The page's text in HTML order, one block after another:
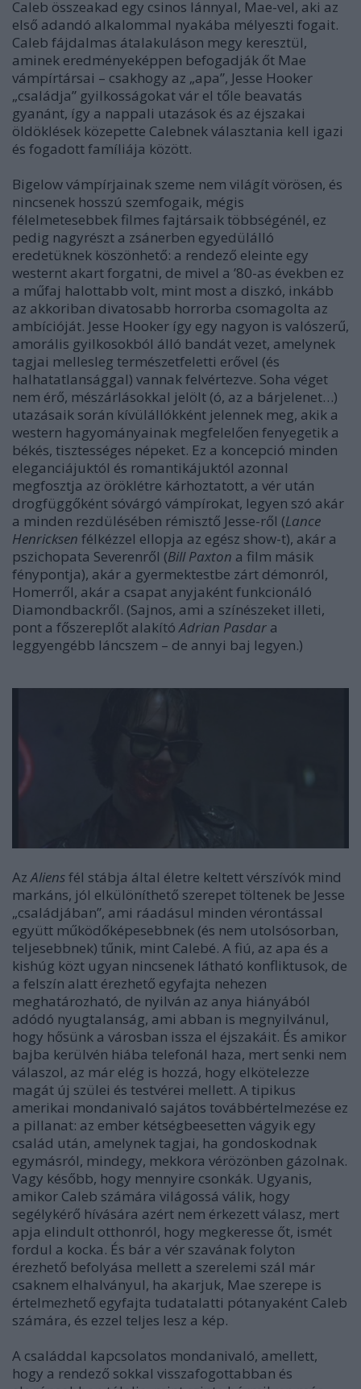
Caleb összeakad egy csinos lánnyal, Mae-vel, aki az
első adandó alkalommal nyakába mélyeszti fogait.
Caleb fájdalmas átalakuláson megy keresztül,
aminek eredményeképpen befogadják őt Mae
vámpírtársai – csakhogy az „apa”, Jesse Hooker
„családja” gyilkosságokat vár el tőle beavatás
gyanánt, így a nappali utazások és az éjszakai
öldöklések közepette Calebnek választania kell igazi
és fogadott famíliája között.
Bigelow vámpírjainak szeme nem világít vörösen, és
nincsenek hosszú szemfogaik, mégis
félelmetesebbek filmes fajtársaik többségénél, ez
pedig nagyrészt a zsánerben egyedülálló
eredetüknek köszönhető: a rendező eleinte egy
westernt akart forgatni, de mivel a ’80-as években ez
a műfaj halottabb volt, mint most a diszkó, inkább
az akkoriban divatosabb horrorba csomagolta az
ambícióját. Jesse Hooker így egy nagyon is valószerű,
amorális gyilkosokból álló bandát vezet, amelynek
tagjai mellesleg természetfeletti erővel (és
halhatatlansággal) vannak felvértezve. Soha véget
nem érő, mészárlásokkal jelölt (ó, az a bárjelenet…)
utazásaik során kívülállókként jelennek meg, akik a
western hagyományainak megfelelően fenyegetik a
békés, tisztességes népeket. Ez a koncepció minden
eleganciájuktól és romantikájuktól azonnal
megfosztja az öröklétre kárhoztatott, a vér után
drogfüggőként sóvárgó vámpírokat, legyen szó akár
a minden rezdülésében rémisztő Jesse-ről (Lance
Henricksen félkézzel ellopja az egész show-t), akár a
pszichopata Severenről (Bill Paxton a film másik
fénypontja), akár a gyermektestbe zárt démonról,
Homerről, akár a csapat anyjaként funkcionáló
Diamondbackről. (Sajnos, ami a színészeket illeti,
pont a főszereplőt alakítóAdrian Pasdar a
leggyengébb láncszem – de annyi baj legyen.)
AzAliensfél stábja által életre keltett vérszívók mind
markáns, jól elkülöníthető szerepet töltenek be Jesse
„családjában”, ami ráadásul minden vérontással
együtt működőképesebbnek (és nem utolsósorban,
teljesebbnek) tűnik, mint Calebé. A fiú, az apa és a
kishúg közt ugyan nincsenek látható konfliktusok, de
a felszín alatt érezhető egyfajta nehezen
meghatározható, de nyilván az anya hiányából
adódó nyugtalanság, ami abban is megnyilvánul,
hogy hősünk a városban issza el éjszakáit. És amikor
bajba kerülvén hiába telefonál haza, mert senki nem
válaszol, az már elég is hozzá, hogy elkötelezze
magát új szülei és testvérei mellett. A tipikus
amerikai mondanivaló sajátos továbbértelmezése ez
a pillanat: az ember kétségbeesetten vágyik egy
család után, amelynek tagjai, ha gondoskodnak
egymásról, mindegy, mekkora vérözönben gázolnak.
Vagy később, hogy mennyire csonkák. Ugyanis,
amikor Caleb számára világossá válik, hogy
segélykérő hívására azért nem érkezett válasz, mert
apja elindult otthonról, hogy megkeresse őt, ismét
fordul a kocka. És bár a vér szavának folyton
érezhető befolyása mellett a szerelemi szál már
csaknem elhalványul, ha akarjuk, Mae szerepe is
értelmezhető egyfajta tudatalatti pótanyaként Caleb
számára, és ezzel teljes lesz a kép.
A családdal kapcsolatos mondanivaló, amellett,
hogy a rendező sokkal visszafogottabban és